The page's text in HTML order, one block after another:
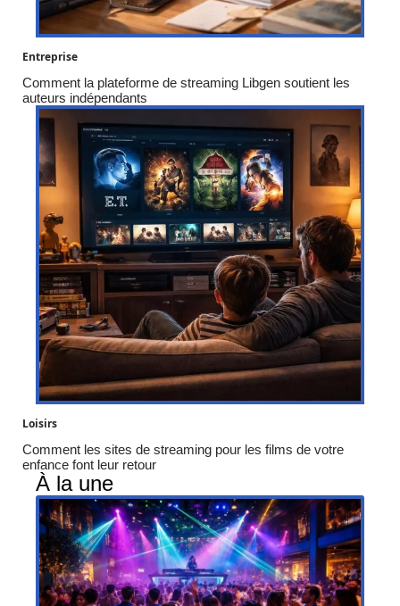
Entreprise
Comment la plateforme de streaming Libgen soutient les
auteurs indépendants
Loisirs
Comment les sites de streaming pour les films de votre
enfance font leur retour
À la une